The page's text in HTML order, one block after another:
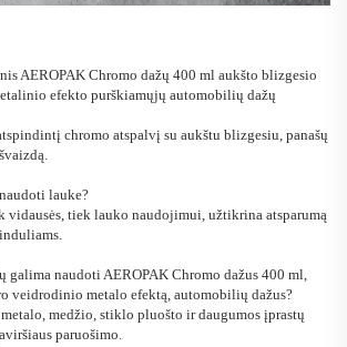
AEROPAK Chromo dažų 400 ml aukšto blizgesio
efekto purškiamųjų automobilių dažų
chromo atspalvį su aukštu blizgesiu, panašų
lauke?
vidausės, tiek lauko naudojimui, užtikrina atsparumą
galima naudoti AEROPAK Chromo dažus 400 ml,
veidrodinio metalo efektą, automobilių dažus?
medžio, stiklo pluošto ir daugumos įprastų
paruošimo.